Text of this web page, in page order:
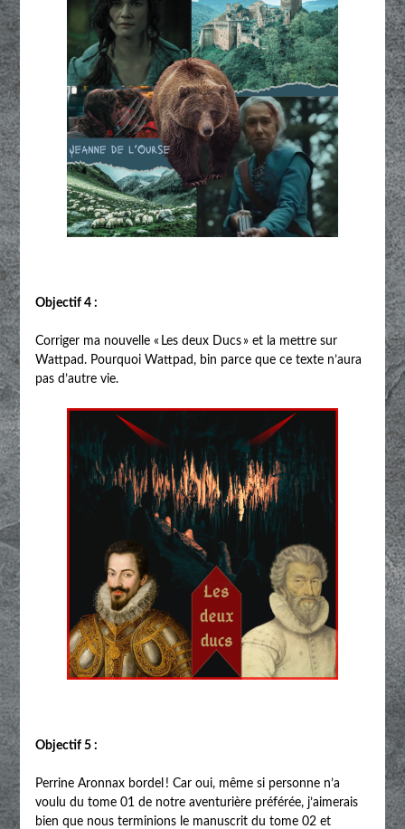
Objectif 4 :
Corriger ma nouvelle « Les deux Ducs » et la mettre sur
Wattpad. Pourquoi Wattpad, bin parce que ce texte n’aura
pas d’autre vie.
Objectif 5 :
Perrine Aronnax bordel ! Car oui, même si personne n’a
voulu du tome 01 de notre aventurière préférée, j’aimerais
bien que nous terminions le manuscrit du tome 02 et